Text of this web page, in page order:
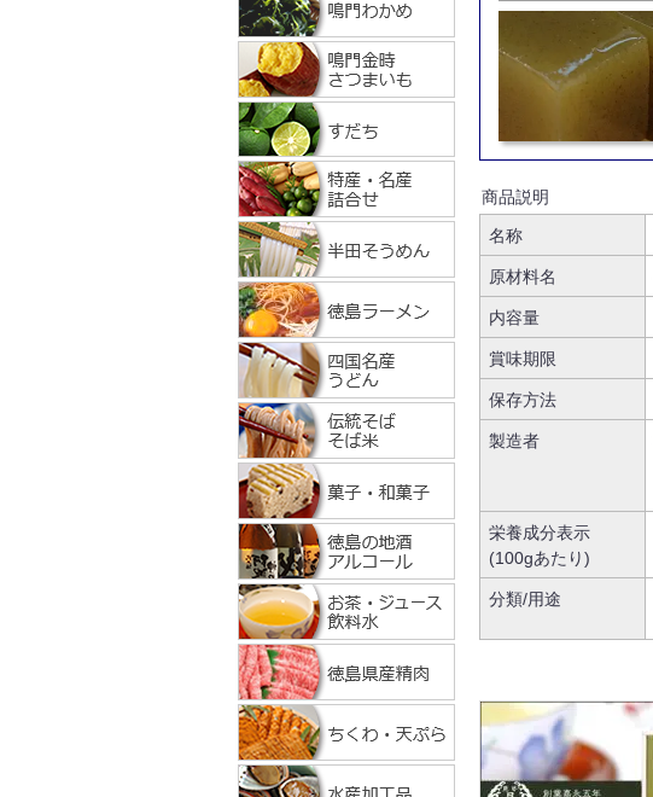
商品説明
名称
原材料名
内容量
賞味期限
保存方法
製造者
栄養成分表示
(100gあたり)
分類/用途